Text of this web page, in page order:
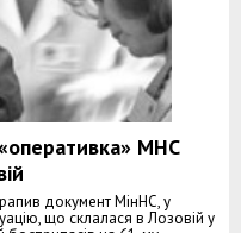
МНС
документ МінНС, у
що склалася в Лозовій у